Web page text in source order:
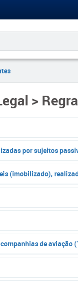
>
por sujeitos
(imobilizado),
de aviação